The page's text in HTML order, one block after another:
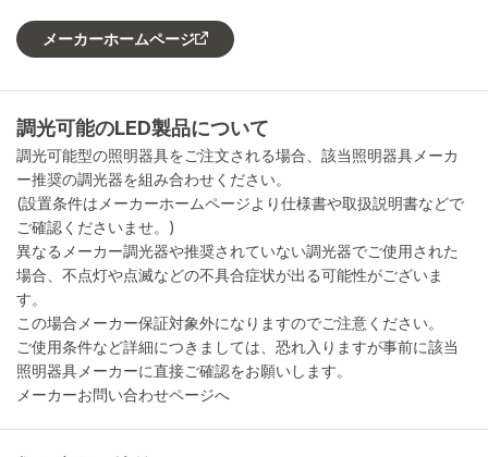
メーカーホームページ
調光可能のLED製品について
調光可能型の照明器具をご注文される場合、該当照明器具メーカ
ー推奨の調光器を組み合わせください。
(設置条件はメーカーホームページより仕様書や取扱説明書などで
ご確認くださいませ。)
異なるメーカー調光器や推奨されていない調光器でご使用された
場合、不点灯や点滅などの不具合症状が出る可能性がございま
す。
この場合メーカー保証対象外になりますのでご注意ください。
ご使用条件など詳細につきましては、恐れ入りますが事前に該当
照明器具メーカーに直接ご確認をお願いします。
メーカーお問い合わせページへ